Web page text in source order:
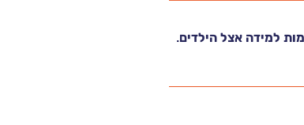
למידה אצל הילדים.